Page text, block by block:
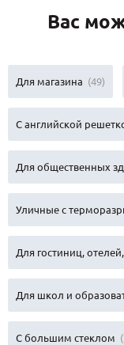
Вас
Для магазина (49)
С английской
Для общественных
Уличные с
Для гостиниц,
Для школ и
С большим стеклом